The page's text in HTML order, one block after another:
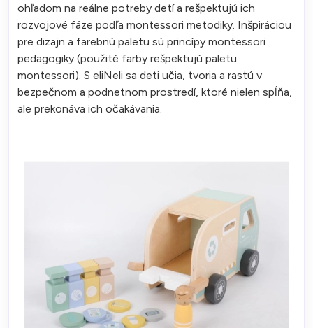
ohľadom na reálne potreby detí a rešpektujú ich
rozvojové fáze podľa montessori metodiky. Inšpiráciou
pre dizajn a farebnú paletu sú princípy montessori
pedagogiky (použité farby rešpektujú paletu
montessori). S eliNeli sa deti učia, tvoria a rastú v
bezpečnom a podnetnom prostredí, ktoré nielen spĺňa,
ale prekonáva ich očakávania.